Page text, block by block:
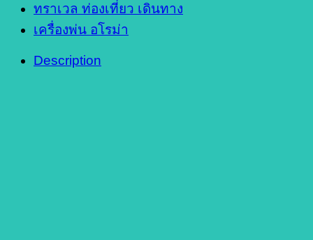
ทราเวล ท่องเที่ยว เดินทาง
เครื่องพ่น อโรม่า
Description